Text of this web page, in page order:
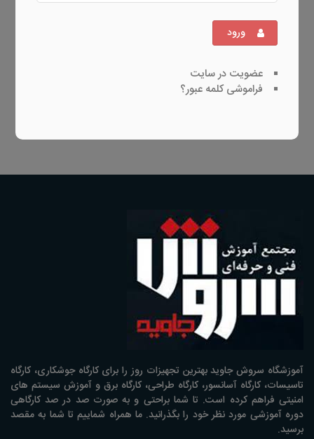
ورود
عضویت در سایت
فراموشی کلمه عبور؟
آموزشگاه سروش جاوید بهترین تجهیزات روز را برای کارگاه جوشکاری، کارگاه
تاسیسات، کارگاه آسانسور، کارگاه طراحی، کارگاه برق و آموزش سیستم های
امنیتی فراهم کرده است. تا شما براحتی و به صورت صد در صد کارگاهی
دوره آموزشی مورد نظر خود را بگذرانید. ما همراه شماییم تا شما به مقصد
برسید.